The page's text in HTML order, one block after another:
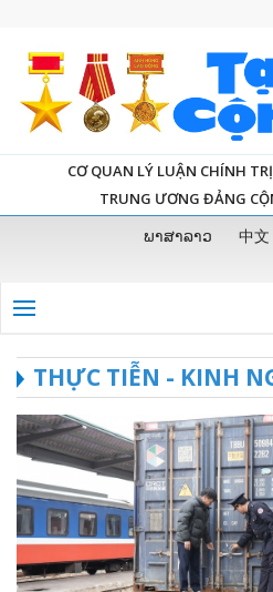
CƠ QUAN LÝ LUẬN CHÍNH
TRUNG ƯƠNG ĐẢNG
ພາສາລາວ 中文
THỰC TIỄN - KINH